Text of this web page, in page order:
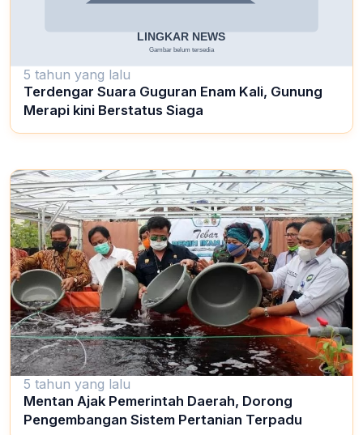
5 tahun yang lalu
Terdengar Suara Guguran Enam Kali, Gunung
Merapi kini Berstatus Siaga
5 tahun yang lalu
Mentan Ajak Pemerintah Daerah, Dorong
Pengembangan Sistem Pertanian Terpadu